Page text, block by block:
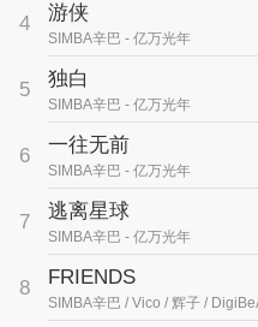
4 游侠
SIMBA辛巴 - 亿万光年
5 独白
SIMBA辛巴 - 亿万光年
6 一往无前
SIMBA辛巴 - 亿万光年
7 逃离星球
SIMBA辛巴 - 亿万光年
8 FRIENDS
SIMBA辛巴 / Vico / 辉子 /